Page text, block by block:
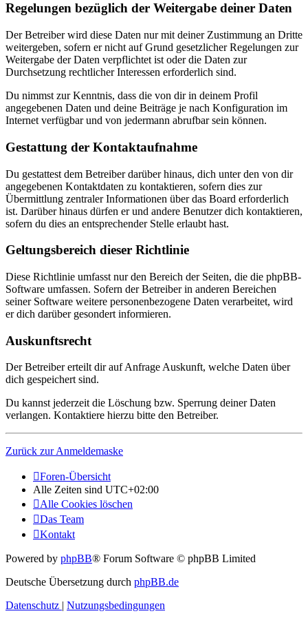
Regelungen bezüglich der Weitergabe deiner Daten
Der Betreiber wird diese Daten nur mit deiner Zustimmung an Dritte
weitergeben, sofern er nicht auf Grund gesetzlicher Regelungen zur
Weitergabe der Daten verpflichtet ist oder die Daten zur
Durchsetzung rechtlicher Interessen erforderlich sind.
Du nimmst zur Kenntnis, dass die von dir in deinem Profil
angegebenen Daten und deine Beiträge je nach Konfiguration im
Internet verfügbar und von jedermann abrufbar sein können.
Gestattung der Kontaktaufnahme
Du gestattest dem Betreiber darüber hinaus, dich unter den von dir
angegebenen Kontaktdaten zu kontaktieren, sofern dies zur
Übermittlung zentraler Informationen über das Board erforderlich
ist. Darüber hinaus dürfen er und andere Benutzer dich kontaktieren,
sofern du dies an entsprechender Stelle erlaubt hast.
Geltungsbereich dieser Richtlinie
Diese Richtlinie umfasst nur den Bereich der Seiten, die die phpBB-
Software umfassen. Sofern der Betreiber in anderen Bereichen
seiner Software weitere personenbezogene Daten verarbeitet, wird
er dich darüber gesondert informieren.
Auskunftsrecht
Der Betreiber erteilt dir auf Anfrage Auskunft, welche Daten über
dich gespeichert sind.
Du kannst jederzeit die Löschung bzw. Sperrung deiner Daten
verlangen. Kontaktiere hierzu bitte den Betreiber.
Zurück zur Anmeldemaske
Foren-Übersicht
Alle Zeiten sind UTC+02:00
Alle Cookies löschen
Das Team
Kontakt
Powered by phpBB® Forum Software © phpBB Limited
Deutsche Übersetzung durch phpBB.de
Datenschutz | Nutzungsbedingungen